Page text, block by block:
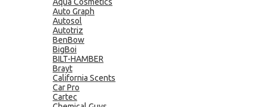
Auto Graph
Autosol
Autotriz
BenBow
BigBoi
BILT-HAMBER
Brayt
California Scents
Car Pro
Cartec